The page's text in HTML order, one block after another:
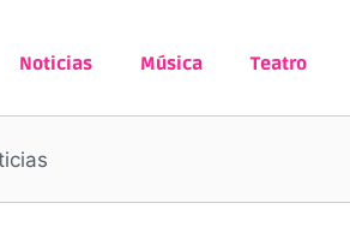
Noticias Música Teatro